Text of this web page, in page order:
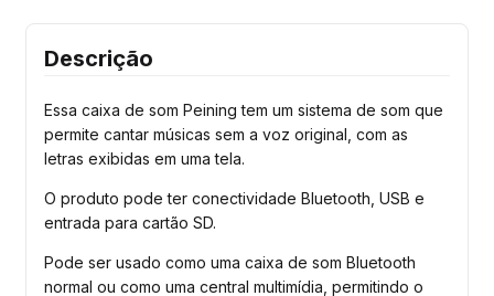
Descrição
Essa caixa de som Peining tem um sistema de som que
permite cantar músicas sem a voz original, com as
letras exibidas em uma tela.
O produto pode ter conectividade Bluetooth, USB e
entrada para cartão SD.
Pode ser usado como uma caixa de som Bluetooth
normal ou como uma central multimídia, permitindo o